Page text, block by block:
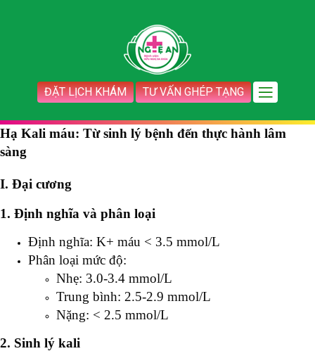
ĐẶT LỊCH KHÁM TƯ VẤN GHÉP TẠNG
Hạ Kali máu: Từ sinh lý bệnh đến thực hành lâm
sàng
I. Đại cương
1. Định nghĩa và phân loại
Định nghĩa: K+ máu < 3.5 mmol/L
Phân loại mức độ:
Nhẹ: 3.0-3.4 mmol/L
Trung bình: 2.5-2.9 mmol/L
Nặng: < 2.5 mmol/L
2. Sinh lý kali